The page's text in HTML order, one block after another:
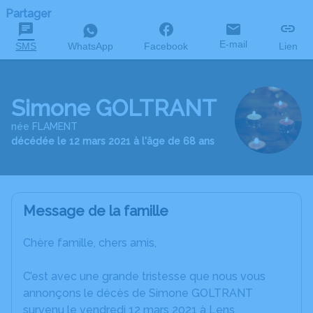
Partager
SMS WhatsApp Facebook E-mail Lien
Simone GOLTRANT
née FLAMENT
décédée le 12 mars 2021 à l'âge de 68 ans
Message de la famille
Chère famille, chers amis,
C’est avec une grande tristesse que nous vous
annonçons le décès de Simone GOLTRANT
survenu le vendredi 12 mars 2021 à Lens.